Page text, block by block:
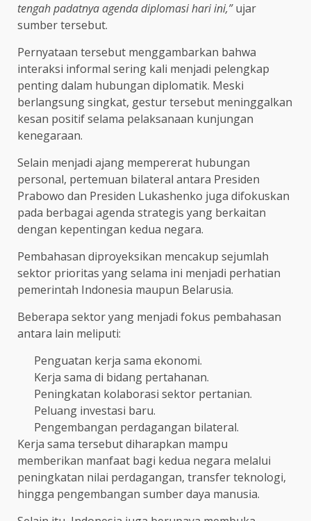
tengah padatnya agenda diplomasi hari ini,”ujar
sumber tersebut.
Pernyataan tersebut menggambarkan bahwa
interaksi informal sering kali menjadi pelengkap
penting dalam hubungan diplomatik. Meski
berlangsung singkat, gestur tersebut meninggalkan
kesan positif selama pelaksanaan kunjungan
kenegaraan.
Selain menjadi ajang mempererat hubungan
personal, pertemuan bilateral antara Presiden
Prabowo dan Presiden Lukashenko juga difokuskan
pada berbagai agenda strategis yang berkaitan
dengan kepentingan kedua negara.
Pembahasan diproyeksikan mencakup sejumlah
sektor prioritas yang selama ini menjadi perhatian
pemerintah Indonesia maupun Belarusia.
Beberapa sektor yang menjadi fokus pembahasan
antara lain meliputi:
Penguatan kerja sama ekonomi.
Kerja sama di bidang pertahanan.
Peningkatan kolaborasi sektor pertanian.
Peluang investasi baru.
Pengembangan perdagangan bilateral.
Kerja sama tersebut diharapkan mampu
memberikan manfaat bagi kedua negara melalui
peningkatan nilai perdagangan, transfer teknologi,
hingga pengembangan sumber daya manusia.